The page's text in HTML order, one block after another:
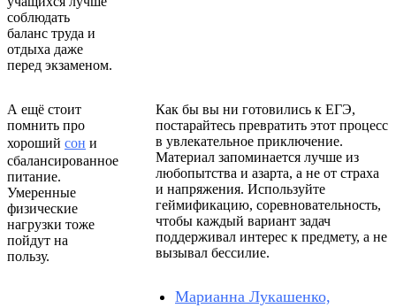
соблюдать
баланс труда и
отдыха даже
перед экзаменом.
А ещё стоит
помнить про
хороший сон и
сбалансированное
питание.
Умеренные
физические
нагрузки тоже
пойдут на
пользу.
Как бы вы ни готовились к ЕГЭ,
постарайтесь превратить этот процесс
в увлекательное приключение.
Материал запоминается лучше из
любопытства и азарта, а не от страха
и напряжения. Используйте
геймификацию, соревновательность,
чтобы каждый вариант задач
поддерживал интерес к предмету, а не
вызывал бессилие.
Марианна Лукашенко,